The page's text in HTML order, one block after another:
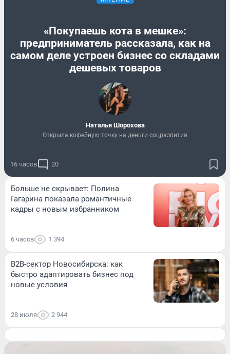
«Покупаешь кота в мешке»:
предприниматель рассказала, как на
самом деле устроен бизнес со складами
дешевых товаров
Наталья Шорохова
Открыла кофейную точку на деньги соцразвития
16 часов 20
Больше не скрывает: Полина
Гагарина показала романтичные
кадры с новым избранником
6 часов 1 394
B2B-сектор Новосибирска: как
быстро адаптировать бизнес под
новые условия
28 июля 2 944